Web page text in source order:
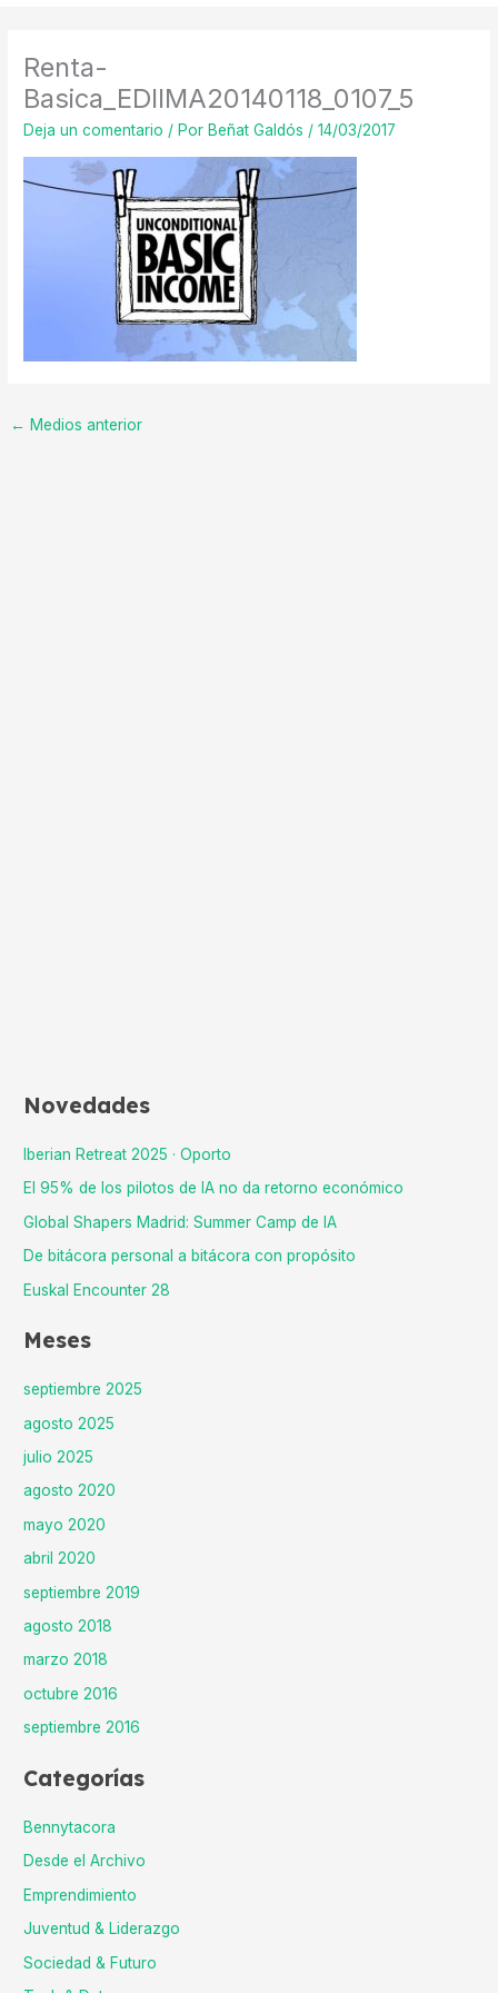
Renta-
Basica_EDIIMA20140118_0107_5
Deja un comentario / Por Beñat Galdós /14/03/2017
← Medios anterior
Novedades
Iberian Retreat 2025 · Oporto
El 95% de los pilotos de IA no da retorno económico
Global Shapers Madrid: Summer Camp de IA
De bitácora personal a bitácora con propósito
Euskal Encounter 28
Meses
septiembre 2025
agosto 2025
julio 2025
agosto 2020
mayo 2020
abril 2020
septiembre 2019
agosto 2018
marzo 2018
octubre 2016
septiembre 2016
Categorías
Bennytacora
Desde el Archivo
Emprendimiento
Juventud & Liderazgo
Sociedad & Futuro